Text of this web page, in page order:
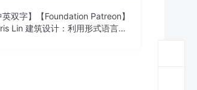
英双字】【Foundation Patreon】
Lin 建筑设计：利用形式语言